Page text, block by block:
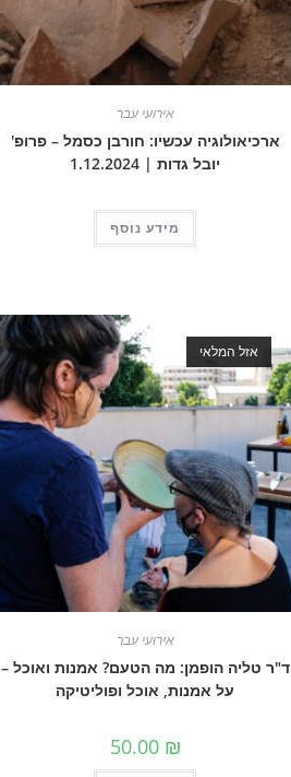
אירועי עבר
ארכיאולוגיה עכשיו: חורבן כסמל – פרופ'
יובל גדות | 1.12.2024
מידע נוסף
אזל המלאי
אירועי עבר
ד"ר טליה הופמן: מה הטעם? אמנות ואוכל –
על אמנות, אוכל ופוליטיקה
50.00 ₪